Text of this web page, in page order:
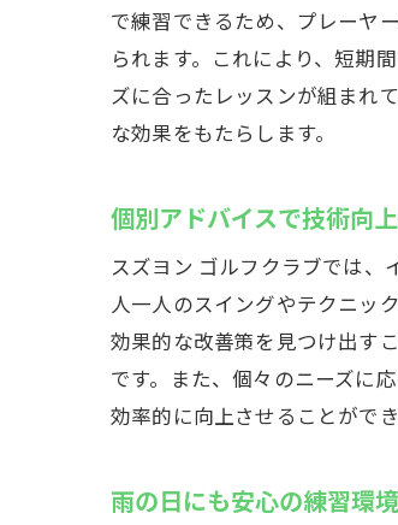
で練習できるため、プレーヤ
られます。これにより、短期
ズに合ったレッスンが組まれ
な効果をもたらします。
個別アドバイスで技術向
スズヨン ゴルフクラブでは、
人一人のスイングやテクニッ
効果的な改善策を見つけ出す
です。また、個々のニーズに
効率的に向上させることができ
雨の日にも安心の練習環境